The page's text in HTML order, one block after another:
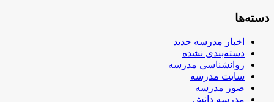
دسته‌ها
اخبار مدرسه جدید
دسته‌بندی نشده
روانشناسی مدرسه
سایت مدرسه
صور مدرسه
مدرسه دانش